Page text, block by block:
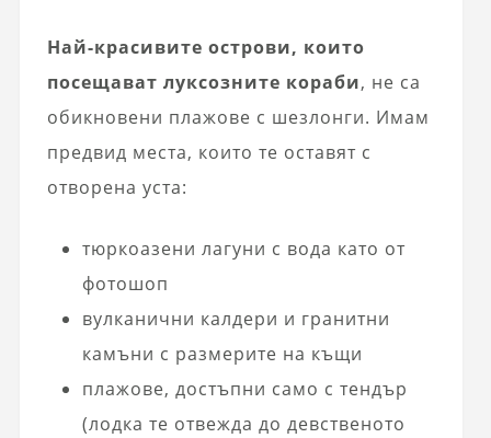
Най-красивите острови, които
посещават луксозните кораби, не са
обикновени плажове с шезлонги. Имам
предвид места, които те оставят с
отворена уста:
тюркоазени лагуни с вода като от
фотошоп
вулканични калдери и гранитни
камъни с размерите на къщи
плажове, достъпни само с тендър
(лодка те отвежда до девственото